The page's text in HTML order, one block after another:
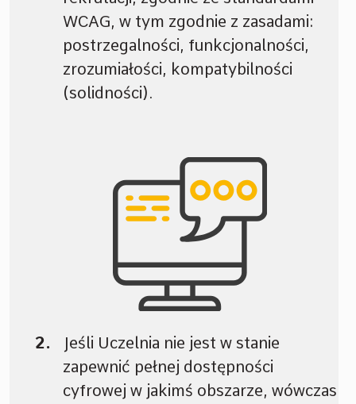
WCAG, w tym zgodnie z zasadami:
postrzegalności, funkcjonalności,
zrozumiałości, kompatybilności
(solidności).
Jeśli Uczelnia nie jest w stanie
zapewnić pełnej dostępności
cyfrowej w jakimś obszarze, wówczas